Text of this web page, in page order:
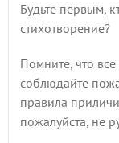
Будьте первым,
стихотворение?
Помните, что
соблюдайте
правила
пожалуйста, не